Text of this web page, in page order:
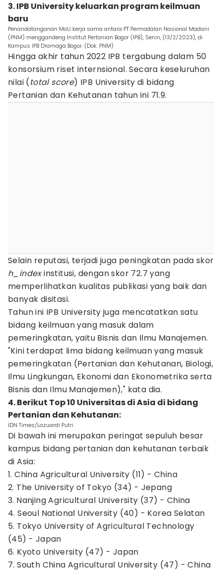
3. IPB University keluarkan program keilmuan
baru
Penandatanganan MoU kerja sama antara PT Permodalan Nasional Madani
(PNM) menggandeng Institut Pertanian Bogor (IPB), Senin, (13/2/2023), di
Kampus IPB Dramaga Bogor. (Dok. PNM)
Hingga akhir tahun 2022 IPB tergabung dalam 50
konsorsium riset internsional. Secara keseluruhan
nilai (total score) IPB University di bidang
Pertanian dan Kehutanan tahun ini 71.9.
Selain reputasi, terjadi juga peningkatan pada skor
h_indexinstitusi, dengan skor 72.7 yang
memperlihatkan kualitas publikasi yang baik dan
banyak disitasi.
Tahun ini IPB University juga mencatatkan satu
bidang keilmuan yang masuk dalam
pemeringkatan, yaitu Bisnis dan Ilmu Manajemen.
"Kini terdapat lima bidang keilmuan yang masuk
pemeringkatan (Pertanian dan Kehutanan, Biologi,
Ilmu Lingkungan, Ekonomi dan Ekonometrika serta
Bisnis dan Ilmu Manajemen)," kata dia.
4. Berikut Top 10 Universitas di Asia di bidang
Pertanian dan Kehutanan:
IDN Times/Lazuardi Putri
Di bawah ini merupakan peringat sepuluh besar
kampus bidang pertanian dan kehutanan terbaik
di Asia:
1. China Agricultural University (11) - China
2. The University of Tokyo (34) - Jepang
3. Nanjing Agricultural University (37) - China
4. Seoul National University (40) - Korea Selatan
5. Tokyo University of Agricultural Technology
(45) - Japan
6. Kyoto University (47) - Japan
7. South China Agricultural University (47) - China